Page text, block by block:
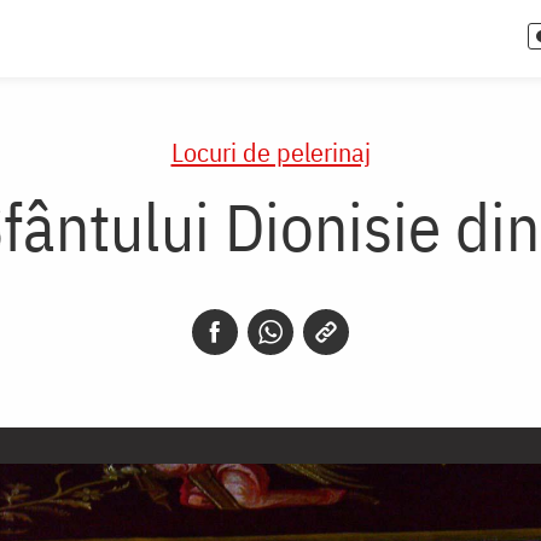
Locuri de pelerinaj
Dionisie